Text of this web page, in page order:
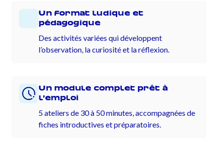
Un format ludique et
pédagogique
Des activités variées qui développent
l’observation, la curiosité et la réflexion.
Un module complet prêt à
l’emploi
5 ateliers de 30 à 50 minutes, accompagnées de
fiches introductives et préparatoires.